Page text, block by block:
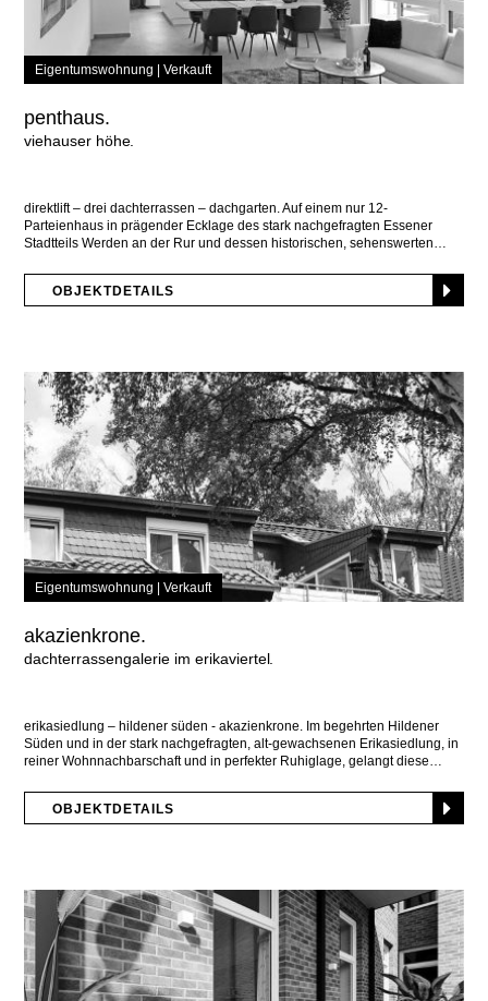
Eigentumswohnung | Verkauft
penthaus.
viehauser höhe
direktlift – drei dachterrassen – dachgarten. Auf einem nur 12-
Parteienhaus in prägender Ecklage des stark nachgefragten Essener
Stadtteils Werden an der Rur und dessen historischen, sehenswerten
OBJEKTDETAILS
Eigentumswohnung | Verkauft
akazienkrone.
dachterrassengalerie im erikaviertel
erikasiedlung – hildener süden - akazienkrone. Im begehrten Hildener
Süden und in der stark nachgefragten, alt-gewachsenen Erikasiedlung, in
reiner Wohnnachbarschaft und in perfekter Ruhiglage, gelangt diese
OBJEKTDETAILS